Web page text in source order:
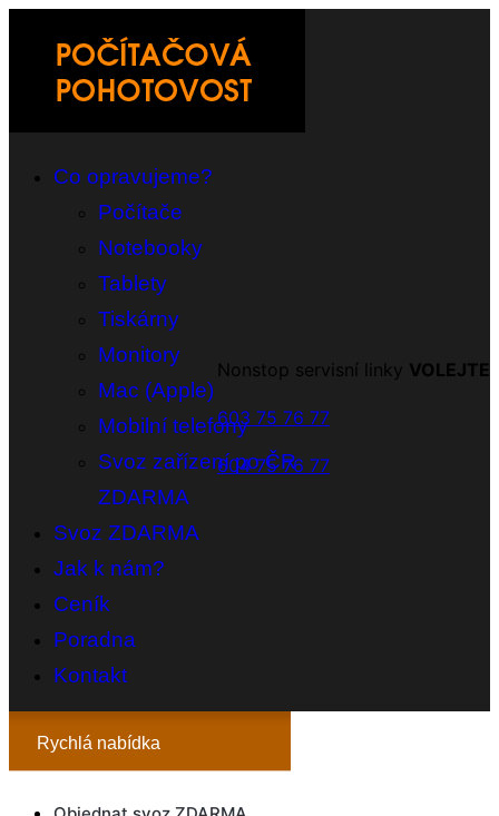
Co opravujeme?
Počítače
Notebooky
Tablety
Tiskárny
Monitory
Mac (Apple)
Mobilní telefony
Svoz zařízení po ČR
ZDARMA
Svoz ZDARMA
Jak k nám?
Ceník
Poradna
Kontakt
Nonstop servisní linky VOLEJTE
603 75 76 77
604 75 76 77
Rychlá nabídka